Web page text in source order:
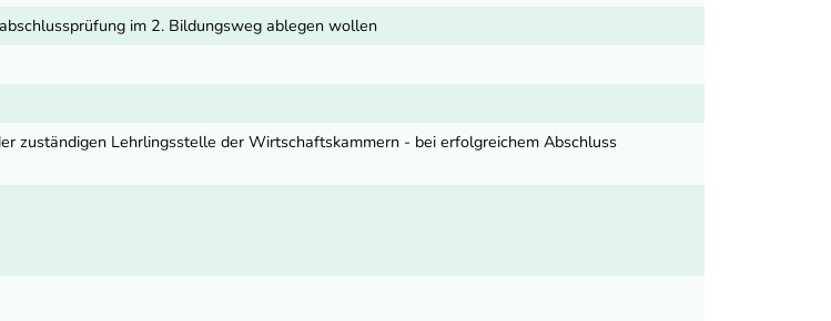
im 2. Bildungsweg ablegen wollen
zuständigen Lehrlingsstelle der Wirtschaftskammern - bei erfolgreichem Abschluss